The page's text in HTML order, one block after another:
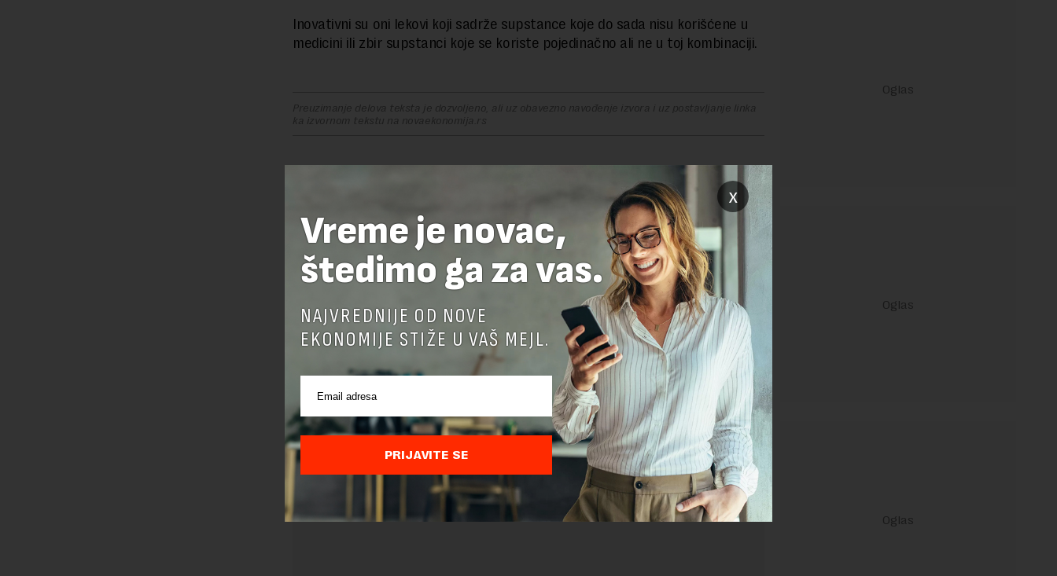
Inovativni su oni lekovi koji sadrže supstance koje do sada nisu korišćene u
medicini ili zbir supstanci koje se koriste pojedinačno ali ne u toj kombinaciji.
Preuzimanje delova teksta je dozvoljeno, ali uz obavezno navođenje izvora i uz postavljanje linka
ka izvornom tekstu na novaekonomija.rs
Pre slanja komentara, molimo vas da se upoznate sapravilima komentarisanja i pravilima
korišćenja sajta.
Sajt je zaštićen pomocu reCaptcha i Google.Google Politika PrivatnostiiGoogle Uslovi
x
Vreme je novac,
štedimo ga za vas.
NAJVREDNIJE OD NOVE
EKONOMIJE STIŽE U VAŠ MEJL.
PRIJAVITE SE